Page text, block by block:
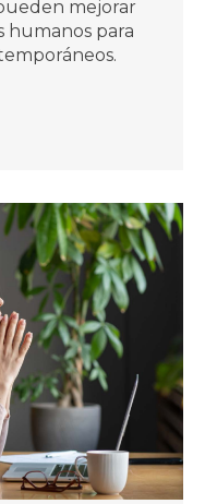
mejorar
humanos para